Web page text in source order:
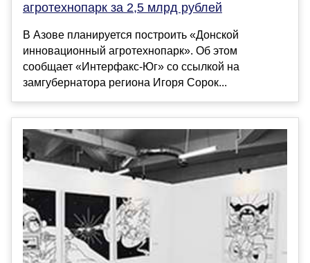
агротехнопарк за 2,5 млрд рублей
В Азове планируется построить «Донской
инновационный агротехнопарк». Об этом
сообщает «Интерфакс-Юг» со ссылкой на
замгубернатора региона Игоря Сорок...